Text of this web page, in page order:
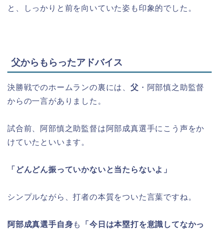
と、しっかりと前を向いていた姿も印象的でした。
父からもらったアドバイス
決勝戦でのホームランの裏には、 父 ・阿部慎之助監督
からの一言がありました。
試合前、阿部慎之助監督は阿部成真選手にこう声をか
けていたといいます。
「どんどん振っていかないと当たらないよ」
シンプルながら、打者の本質をついた言葉ですね。
阿部成真選手自身も
「今日は本塁打を意識してなかっ